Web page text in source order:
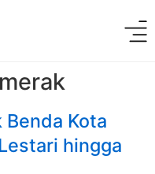
Benda Kota
hingga